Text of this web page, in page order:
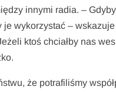
innymi radia. –
wykorzystać –
ktoś chciałby nas
że potrafiliśmy